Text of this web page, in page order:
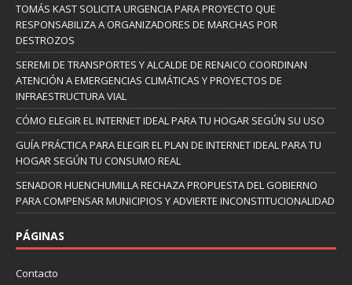
TOMÁS KAST SOLICITA URGENCIA PARA PROYECTO QUE
RESPONSABILIZA A ORGANIZADORES DE MARCHAS POR
DESTROZOS
SEREMI DE TRANSPORTES Y ALCALDE DE RENAICO COORDINAN
ATENCIÓN A EMERGENCIAS CLIMÁTICAS Y PROYECTOS DE
INFRAESTRUCTURA VIAL
CÓMO ELEGIR EL INTERNET IDEAL PARA TU HOGAR SEGÚN SU USO
GUÍA PRÁCTICA PARA ELEGIR EL PLAN DE INTERNET IDEAL PARA TU
HOGAR SEGÚN TU CONSUMO REAL
SENADOR HUENCHUMILLA RECHAZA PROPUESTA DEL GOBIERNO
PARA COMPENSAR MUNICIPIOS Y ADVIERTE INCONSTITUCIONALIDAD
PÁGINAS
Contacto